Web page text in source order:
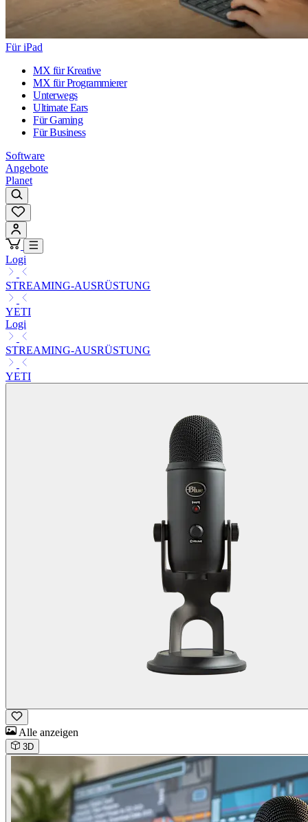
Für iPad
MX für Kreative
MX für Programmierer
Unterwegs
Ultimate Ears
Für Gaming
Für Business
Software
Angebote
Planet
Logi
STREAMING-AUSRÜSTUNG
YETI
Logi
STREAMING-AUSRÜSTUNG
YETI
Alle anzeigen
3D